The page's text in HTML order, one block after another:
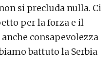
si precluda nulla. Ci
per la forza e il
consapevolezza
battuto la Serbia